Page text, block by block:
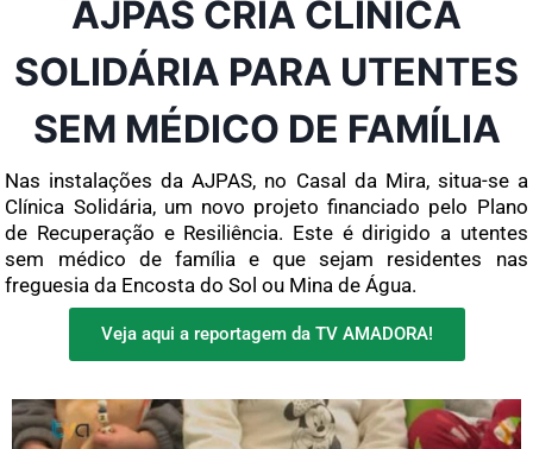
AJPAS CRIA CLÍNICA
SOLIDÁRIA PARA UTENTES
SEM MÉDICO DE FAMÍLIA
Nas instalações da AJPAS, no Casal da Mira, situa-se a
Clínica Solidária, um novo projeto financiado pelo Plano
de Recuperação e Resiliência. Este é dirigido a utentes
sem médico de família e que sejam residentes nas
freguesia da Encosta do Sol ou Mina de Água.
Veja aqui a reportagem da TV AMADORA!